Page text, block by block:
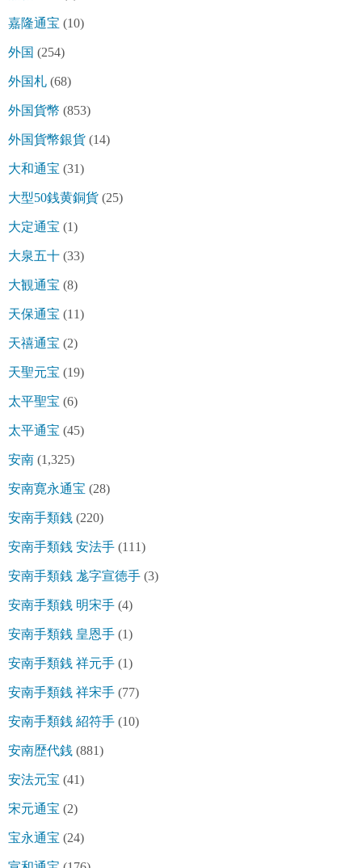
嘉隆通宝 (10)
外国 (254)
外国札 (68)
外国貨幣 (853)
外国貨幣銀貨 (14)
大和通宝 (31)
大型50銭黄銅貨 (25)
大定通宝 (1)
大泉五十 (33)
大観通宝 (8)
天保通宝 (11)
天禧通宝 (2)
天聖元宝 (19)
太平聖宝 (6)
太平通宝 (45)
安南 (1,325)
安南寛永通宝 (28)
安南手類銭 (220)
安南手類銭 安法手 (111)
安南手類銭 尨字宣徳手 (3)
安南手類銭 明宋手 (4)
安南手類銭 皇恩手 (1)
安南手類銭 祥元手 (1)
安南手類銭 祥宋手 (77)
安南手類銭 紹符手 (10)
安南歴代銭 (881)
安法元宝 (41)
宋元通宝 (2)
宝永通宝 (24)